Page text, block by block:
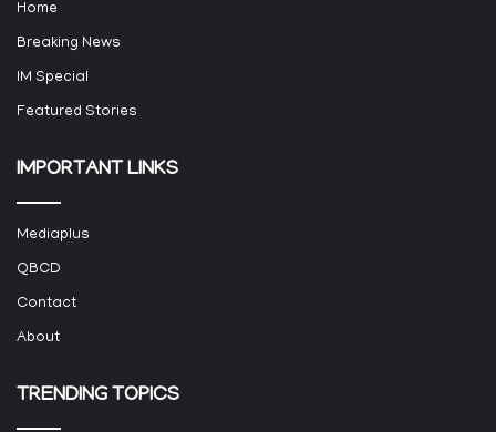
Home
Breaking News
IM Special
Featured Stories
IMPORTANT LINKS
Mediaplus
QBCD
Contact
About
TRENDING TOPICS